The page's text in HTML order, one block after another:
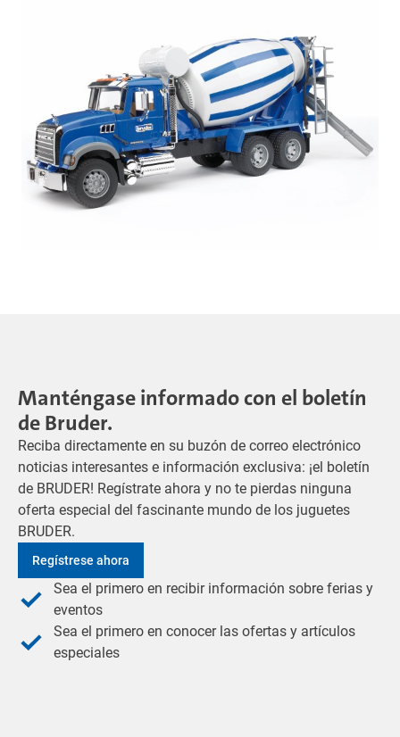
Manténgase informado con el boletín
de Bruder.
Reciba directamente en su buzón de correo electrónico
noticias interesantes e información exclusiva: ¡el boletín
de BRUDER! Regístrate ahora y no te pierdas ninguna
oferta especial del fascinante mundo de los juguetes
BRUDER.
Regístrese ahora
Sea el primero en recibir información sobre ferias y
eventos
Sea el primero en conocer las ofertas y artículos
especiales